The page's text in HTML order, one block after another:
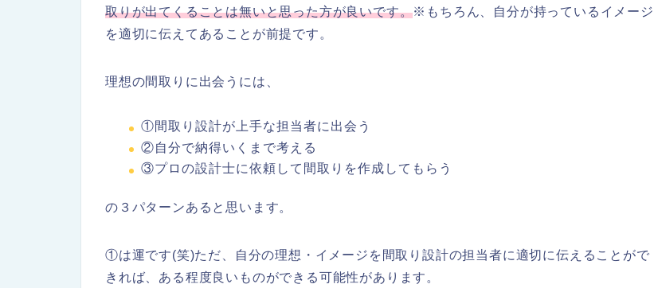
取りが出てくることは無いと思った方が良いです。※もちろん、自分が持っているイメージ
を適切に伝えてあることが前提です。
理想の間取りに出会うには、
①間取り設計が上手な担当者に出会う
②自分で納得いくまで考える
③プロの設計士に依頼して間取りを作成してもらう
の３パターンあると思います。
①は運です(笑)ただ、自分の理想・イメージを間取り設計の担当者に適切に伝えることがで
きれば、ある程度良いものができる可能性があります。